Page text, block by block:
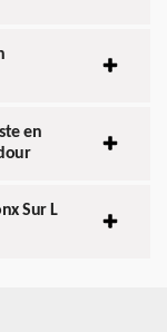
en
Sur L